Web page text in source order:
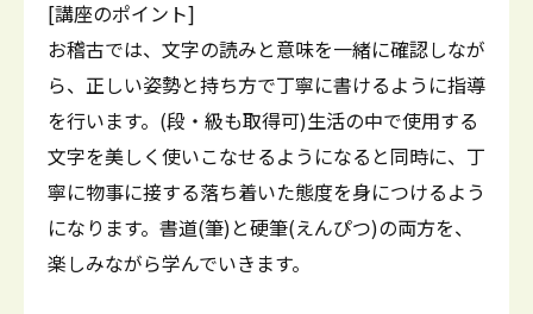
[講座のポイント]
お稽古では、文字の読みと意味を一緒に確認しなが
ら、正しい姿勢と持ち方で丁寧に書けるように指導
を行います。(段・級も取得可)生活の中で使用する
文字を美しく使いこなせるようになると同時に、丁
寧に物事に接する落ち着いた態度を身につけるよう
になります。書道(筆)と硬筆(えんぴつ)の両方を、
楽しみながら学んでいきます。